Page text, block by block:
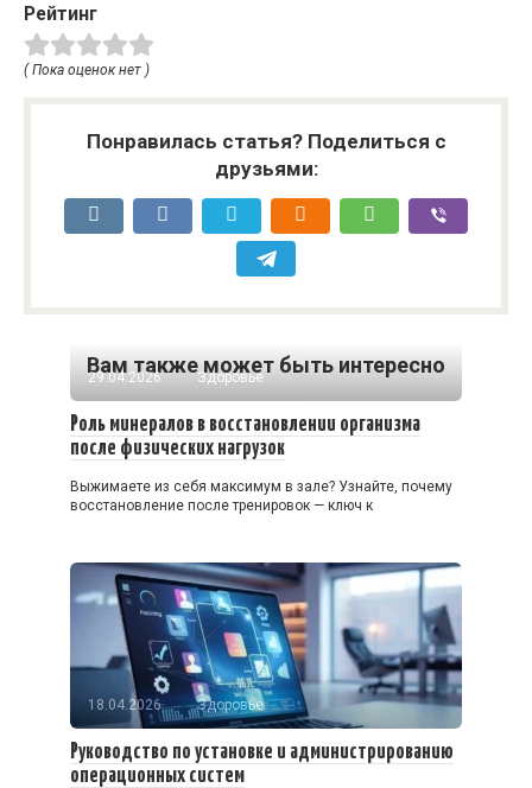
Рейтинг
( Пока оценок нет )
Понравилась статья? Поделиться с
друзьями:
Вам также может быть интересно
29.04.2026 Здоровье
Роль минералов в восстановлении организма
после физических нагрузок
Выжимаете из себя максимум в зале? Узнайте, почему
восстановление после тренировок — ключ к
18.04.2026 Здоровье
Руководство по установке и администрированию
операционных систем